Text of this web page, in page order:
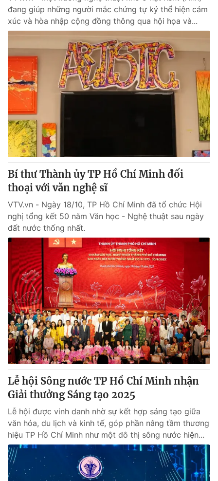
Photo Infographic
Shorts video
VTV Money VTV Thể thao
VTV Sức khoẻ Bất động sản
Thị trường 24h
VTV4 Vươn mình bằng AI
VTV9 VTV8
Liên hệ tòa soạn English
THỜI BÁO VTV
Theo dõi báo trên
Cơ quan chủ quản:Đài Truyền hình Việt Nam
Cơ quan báo chí:Thời báo VTV
Giấy phép hoạt động báo in và báo điện tử số 483/GP-BTTTT
cấp ngày 29/12/2023
Tổng Biên tập:Vũ Thanh Thủy
Phó Tổng Biên tập:Nguyễn Thị Mỹ Hạnh, Phạm Quốc Thắng,
Nguyễn Trọng Ninh
Tổng đài VTV:
024.38 355 931 - 024.38 355 932
Ðiện thoại Thời báo VTV:024.66 897 897
Email:toasoan@vtv.vn
Liên hệ quảng cáo:024-7300.7108
đang giúp những người mắc chứng tự kỷ thể hiện cảm
xúc và hòa nhập cộng đồng thông qua hội họa và...
Bí thư Thành ủy TP Hồ Chí Minh đối
thoại với văn nghệ sĩ
VTV.vn - Ngày 18/10, TP Hồ Chí Minh đã tổ chức Hội
nghị tổng kết 50 năm Văn học - Nghệ thuật sau ngày
đất nước thống nhất.
Lễ hội Sông nước TP Hồ Chí Minh nhận
Giải thưởng Sáng tạo 2025
Lễ hội được vinh danh nhờ sự kết hợp sáng tạo giữa
văn hóa, du lịch và kinh tế, góp phần nâng tầm thương
hiệu TP Hồ Chí Minh như một đô thị sông nước hiện...